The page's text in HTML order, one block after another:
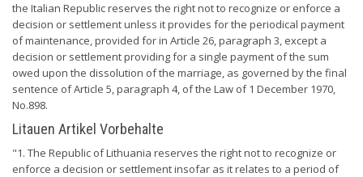
the Italian Republic reserves the right not to recognize or enforce a
decision or settlement unless it provides for the periodical payment
of maintenance, provided for in Article 26, paragraph 3, except a
decision or settlement providing for a single payment of the sum
owed upon the dissolution of the marriage, as governed by the final
sentence of Article 5, paragraph 4, of the Law of 1 December 1970,
No.898.
Litauen Artikel Vorbehalte
"1. The Republic of Lithuania reserves the right not to recognize or
enforce a decision or settlement insofar as it relates to a period of